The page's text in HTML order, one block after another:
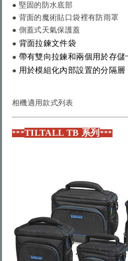
● 堅固的防水底部
● 背面的魔術貼口袋裡有防雨罩
● 側蓋式天氣保護蓋
● 背面拉鍊文件袋
● 帶有雙向拉鍊和兩個用於存儲
● 用於模組化內部設置的分隔層
相機適用款式列表
***TILTALL TB 系列 ***